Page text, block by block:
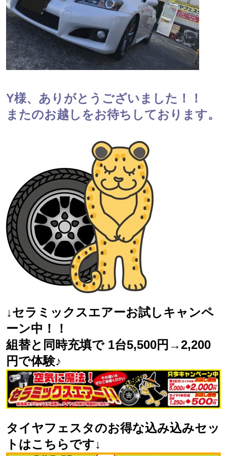
Y様、ありがとうございました！！
またのお越しをお待ちしております。
↓セラミックスエアーお試しキャンペ
ーン中！！
組替と同時充填で 1台5,500円→2,200
円で体験♪
タイヤフェスタのお得な込み込みセッ
トはこちらです↓